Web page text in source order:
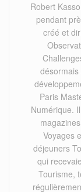
Robert
pendant
créé et
Paris
Numérique.
Voyages
déjeuners
qui
Tourisme,